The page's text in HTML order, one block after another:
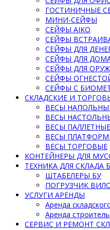
ГОСТИНИЧНЫЕ
МИНИ-СЕЙФЫ
СЕЙФЫ AIKO
СЕЙФЫ
СЕЙФЫ ДЛЯ
СЕЙФЫ ДЛЯ
СЕЙФЫ ДЛЯ
СЕЙФЫ
СЕЙФЫ С
СКЛАДСКИЕ И
ВЕСЫ
ВЕСЫ
ВЕСЫ ПАЛЛЕТНЫЕ
ВЕСЫ
ВЕСЫ ТОРГОВЫЕ
КОНТЕЙНЕРЫ ДЛЯ
ТЕХНИКА ДЛЯ СКЛАДА
ШТАБЕЛЕРЫ БУ
ПОГРУЗЧИК
УСЛУГИ АРЕНДЫ
Аренда
Аренда
СЕРВИС И РЕМОНТ